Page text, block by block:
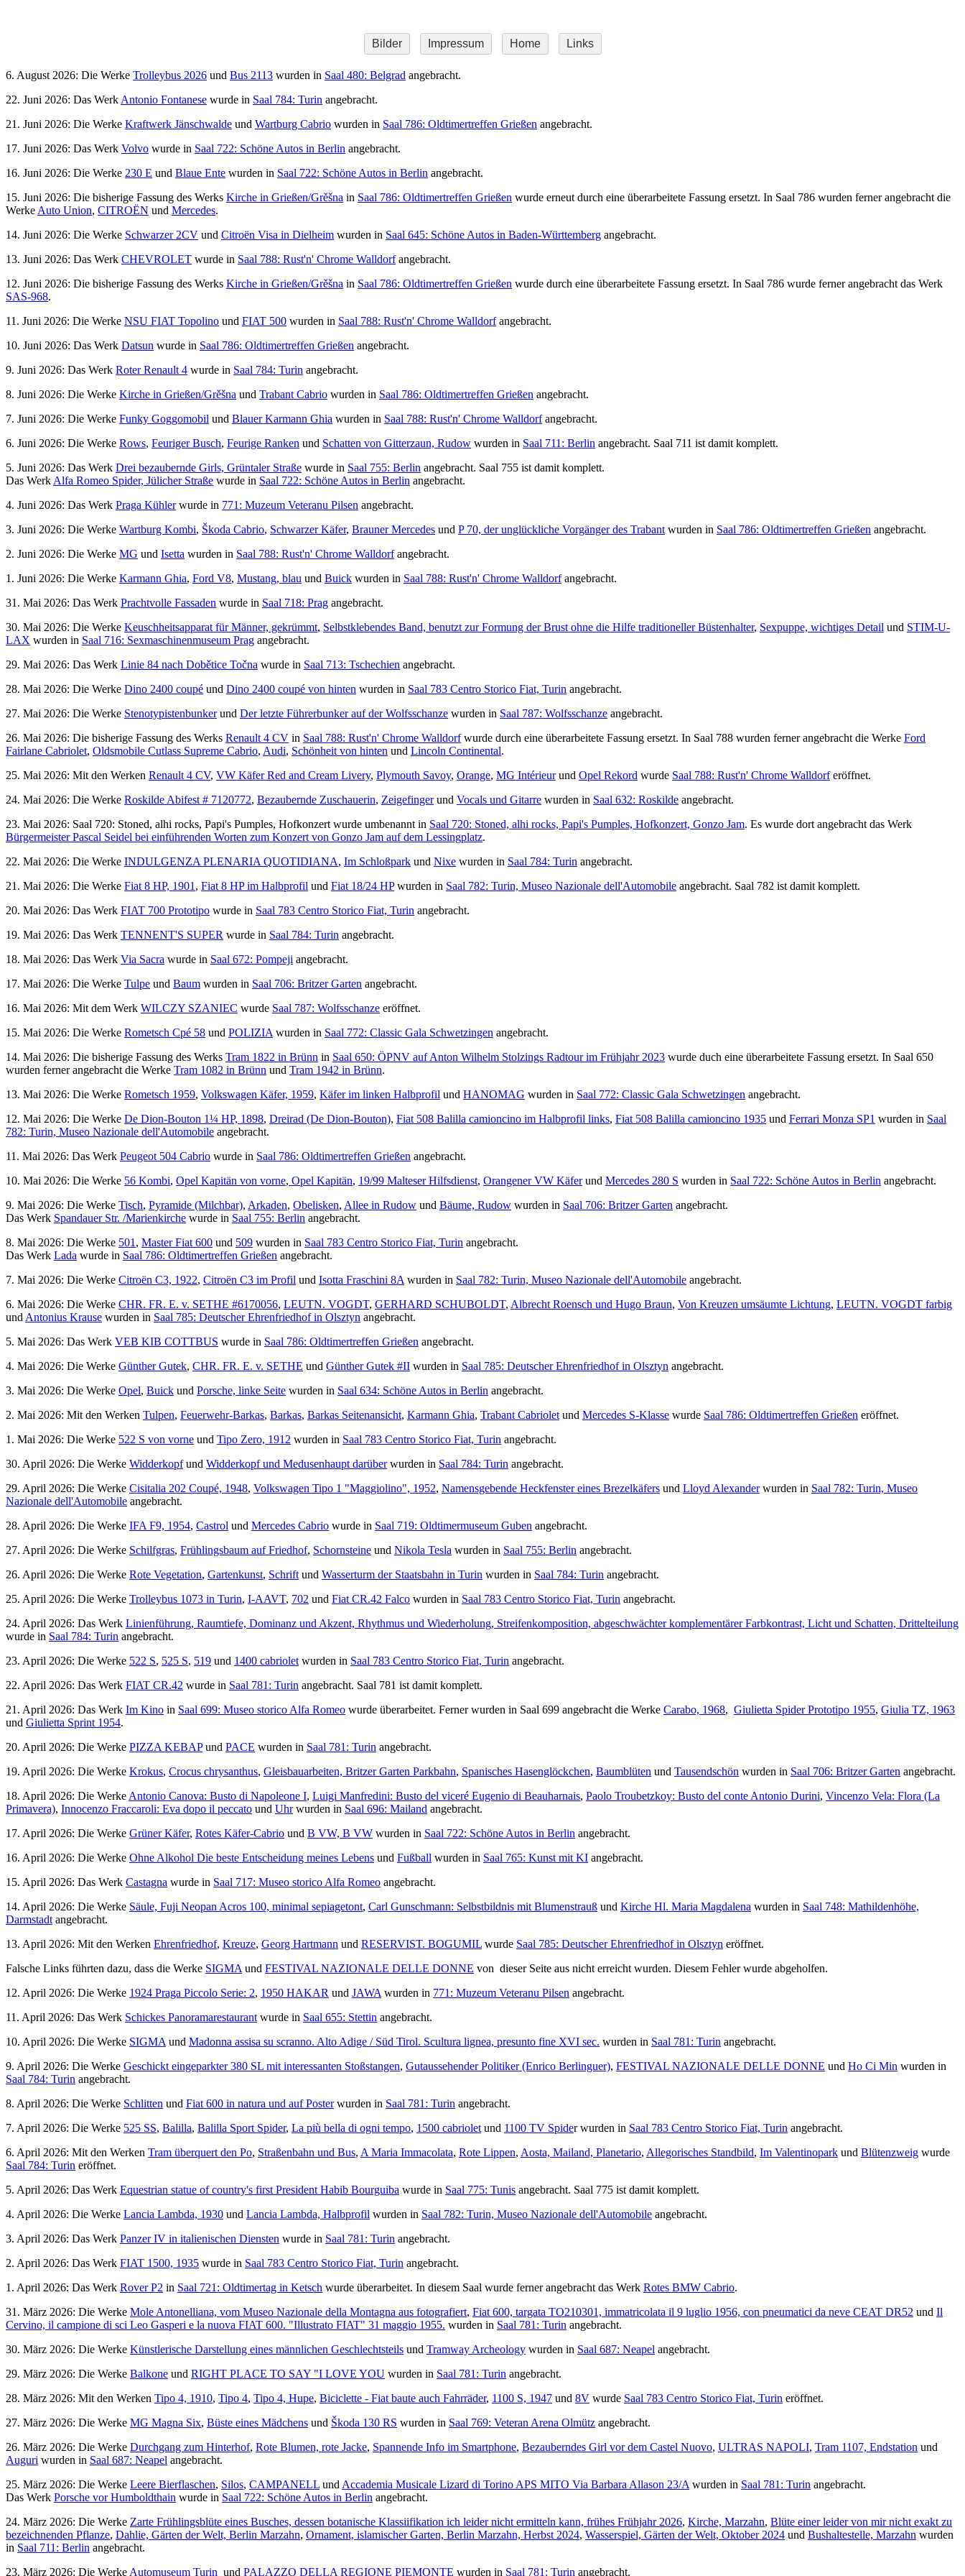
Bilder Impressum Home Links
6. August 2026: Die Werke Trolleybus 2026 und Bus 2113 wurden in Saal 480: Belgrad angebracht.
22. Juni 2026: Das Werk Antonio Fontanese wurde in Saal 784: Turin angebracht.
21. Juni 2026: Die Werke Kraftwerk Jänschwalde und Wartburg Cabrio wurden in Saal 786: Oldtimertreffen Grießen angebracht.
17. Juni 2026: Das Werk Volvo wurde in Saal 722: Schöne Autos in Berlin angebracht.
16. Juni 2026: Die Werke 230 E und Blaue Ente wurden in Saal 722: Schöne Autos in Berlin angebracht.
15. Juni 2026: Die bisherige Fassung des Werks Kirche in Grießen/Grěšna in Saal 786: Oldtimertreffen Grießen wurde erneut durch eine überarbeitete Fassung ersetzt. In Saal 786 wurden ferner angebracht die
Werke Auto Union, CITROËN und Mercedes.
14. Juni 2026: Die Werke Schwarzer 2CV und Citroën Visa in Dielheim wurden in Saal 645: Schöne Autos in Baden-Württemberg angebracht.
13. Juni 2026: Das Werk CHEVROLET wurde in Saal 788: Rust'n' Chrome Walldorfangebracht.
12. Juni 2026: Die bisherige Fassung des Werks Kirche in Grießen/Grěšna in Saal 786: Oldtimertreffen Grießen wurde durch eine überarbeitete Fassung ersetzt. In Saal 786 wurde ferner angebracht das Werk
SAS-968.
11. Juni 2026: Die Werke NSU FIAT Topolino und FIAT 500 wurden in Saal 788: Rust'n' Chrome Walldorfangebracht.
10. Juni 2026: Das Werk Datsun wurde in Saal 786: Oldtimertreffen Grießen angebracht.
9. Juni 2026: Das Werk Roter Renault 4 wurde in Saal 784: Turin angebracht.
8. Juni 2026: Die Werke Kirche in Grießen/Grěšna und Trabant Cabrio wurden in Saal 786: Oldtimertreffen Grießen angebracht.
7. Juni 2026: Die Werke Funky Goggomobil und Blauer Karmann Ghia wurden in Saal 788: Rust'n' Chrome Walldorfangebracht.
6. Juni 2026: Die Werke Rows, Feuriger Busch, Feurige Ranken und Schatten von Gitterzaun, Rudow wurden in Saal 711: Berlin angebracht. Saal 711 ist damit komplett.
5. Juni 2026: Das Werk Drei bezaubernde Girls, Grüntaler Straße wurde in Saal 755: Berlin angebracht. Saal 755 ist damit komplett.
Das Werk Alfa Romeo Spider, Jülicher Straße wurde in Saal 722: Schöne Autos in Berlin angebracht.
4. Juni 2026: Das Werk Praga Kühlerwurde in 771: Muzeum Veteranu Pilsen angebracht.
3. Juni 2026: Die Werke Wartburg Kombi, Škoda Cabrio, Schwarzer Käfer, Brauner Mercedes und P 70, der unglückliche Vorgänger des Trabant wurden in Saal 786: Oldtimertreffen Grießen angebracht.
2. Juni 2026: Die Werke MG und Isetta wurden in Saal 788: Rust'n' Chrome Walldorfangebracht.
1. Juni 2026: Die Werke Karmann Ghia, Ford V8, Mustang, blau und Buick wurden in Saal 788: Rust'n' Chrome Walldorfangebracht.
31. Mai 2026: Das Werk Prachtvolle Fassaden wurde in Saal 718: Prag angebracht.
30. Mai 2026: Die Werke Keuschheitsapparat für Männer, gekrümmt, Selbstklebendes Band, benutzt zur Formung der Brust ohne die Hilfe traditioneller Büstenhalter, Sexpuppe, wichtiges Detail und STIM-U-
LAX wurden in Saal 716: Sexmaschinenmuseum Prag angebracht.
29. Mai 2026: Das Werk Linie 84 nach Dobětice Točna wurde in Saal 713: Tschechien angebracht.
28. Mai 2026: Die Werke Dino 2400 coupé und Dino 2400 coupé von hinten wurden in Saal 783 Centro Storico Fiat, Turin angebracht.
27. Mai 2026: Die Werke Stenotypistenbunkerund Der letzte Führerbunker auf der Wolfsschanze wurden in Saal 787: Wolfsschanze angebracht.
26. Mai 2026: Die bisherige Fassung des Werks Renault 4 CV in Saal 788: Rust'n' Chrome Walldorfwurde durch eine überarbeitete Fassung ersetzt. In Saal 788 wurden ferner angebracht die Werke Ford
Fairlane Cabriolet, Oldsmobile Cutlass Supreme Cabrio, Audi, Schönheit von hinten und Lincoln Continental.
25. Mai 2026: Mit den Werken Renault 4 CV, VW Käfer Red and Cream Livery, Plymouth Savoy, Orange, MG Intérieurund Opel Rekord wurde Saal 788: Rust'n' Chrome Walldorferöffnet.
24. Mai 2026: Die Werke Roskilde Abifest # 7120772, Bezaubernde Zuschauerin, Zeigefingerund Vocals und Gitarre wurden in Saal 632: Roskilde angebracht.
23. Mai 2026: Saal 720: Stoned, alhi rocks, Papi's Pumples, Hofkonzert wurde umbenannt in Saal 720: Stoned, alhi rocks, Papi's Pumples, Hofkonzert, Gonzo Jam. Es wurde dort angebracht das Werk
Bürgermeister Pascal Seidel bei einführenden Worten zum Konzert von Gonzo Jam auf dem Lessingplatz.
22. Mai 2026: Die Werke INDULGENZA PLENARIA QUOTIDIANA, Im Schloßpark und Nixe wurden in Saal 784: Turin angebracht.
21. Mai 2026: Die Werke Fiat 8 HP, 1901 , Fiat 8 HP im Halbprofil und Fiat 18/24 HPwurden in Saal 782: Turin, Museo Nazionale dell'Automobile angebracht. Saal 782 ist damit komplett.
20. Mai 2026: Das Werk FIAT 700 Prototipo wurde in Saal 783 Centro Storico Fiat, Turin angebracht.
19. Mai 2026: Das Werk TENNENT'S SUPER wurde in Saal 784: Turin angebracht.
18. Mai 2026: Das Werk Via Sacra wurde in Saal 672: Pompeji angebracht.
17. Mai 2026: Die Werke Tulpe und Baum wurden in Saal 706: Britzer Garten angebracht.
16. Mai 2026: Mit dem Werk WILCZY SZANIEC wurde Saal 787: Wolfsschanze eröffnet.
15. Mai 2026: Die Werke Rometsch Cpé 58 und POLIZIA wurden in Saal 772: Classic Gala Schwetzingen angebracht.
14. Mai 2026: Die bisherige Fassung des Werks Tram 1822 in Brünn in Saal 650: ÖPNV auf Anton Wilhelm Stolzings Radtour im Frühjahr 2023 wurde duch eine überarbeitete Fassung ersetzt. In Saal 650
wurden ferner angebracht die Werke Tram 1082 in Brünn und Tram 1942 in Brünn.
13. Mai 2026: Die Werke Rometsch 1959, Volkswagen Käfer, 1959, Käfer im linken Halbprofil und HANOMAG wurden in Saal 772: Classic Gala Schwetzingen angebracht.
12. Mai 2026: Die Werke De Dion-Bouton 1¼ HP, 1898, Dreirad (De Dion-Bouton), Fiat 508 Balilla camioncino im Halbprofil links, Fiat 508 Balilla camioncino 1935 und Ferrari Monza SP1 wurden in Saal
782: Turin, Museo Nazionale dell'Automobile angebracht.
11. Mai 2026: Das Werk Peugeot 504 Cabrio wurde in Saal 786: Oldtimertreffen Grießen angebracht.
10. Mai 2026: Die Werke 56 Kombi, Opel Kapitän von vorne, Opel Kapitän, 19/99 Malteser Hilfsdienst, Orangener VW Käferund Mercedes 280 S wurden in Saal 722: Schöne Autos in Berlin angebracht.
9. Mai 2026: Die Werke Tisch, Pyramide (Milchbar), Arkaden, Obelisken, Allee in Rudow und Bäume, Rudow wurden in Saal 706: Britzer Garten angebracht.
Das Werk Spandauer Str. /Marienkirche wurde in Saal 755: Berlin angebracht.
8. Mai 2026: Die Werke 501 , Master Fiat 600 und 509 wurden in Saal 783 Centro Storico Fiat, Turin angebracht.
Das Werk Lada wurde in Saal 786: Oldtimertreffen Grießen angebracht.
7. Mai 2026: Die Werke Citroën C3, 1922, Citroën C3 im Profil und Isotta Fraschini 8A wurden in Saal 782: Turin, Museo Nazionale dell'Automobile angebracht.
6. Mai 2026: Die Werke CHR. FR. E. v. SETHE #6170056, LEUTN. VOGDT, GERHARD SCHUBOLDT, Albrecht Roensch und Hugo Braun, Von Kreuzen umsäumte Lichtung, LEUTN. VOGDT farbig
und Antonius Krause wurden in Saal 785: Deutscher Ehrenfriedhof in Olsztyn angebracht.
5. Mai 2026: Das Werk VEB KIB COTTBUS wurde in Saal 786: Oldtimertreffen Grießen angebracht.
4. Mai 2026: Die Werke Günther Gutek, CHR. FR. E. v. SETHE und Günther Gutek #II wurden in Saal 785: Deutscher Ehrenfriedhof in Olsztyn angebracht.
3. Mai 2026: Die Werke Opel, Buick und Porsche, linke Seite wurden in Saal 634: Schöne Autos in Berlin angebracht.
2. Mai 2026: Mit den Werken Tulpen, Feuerwehr-Barkas, Barkas, Barkas Seitenansicht, Karmann Ghia, Trabant Cabriolet und Mercedes S-Klasse wurde Saal 786: Oldtimertreffen Grießen eröffnet.
1. Mai 2026: Die Werke 522 S von vorne und Tipo Zero, 1912 wurden in Saal 783 Centro Storico Fiat, Turin angebracht.
30. April 2026: Die Werke Widderkopfund Widderkopf und Medusenhaupt darüberwurden in Saal 784: Turin angebracht.
29. April 2026: Die Werke Cisitalia 202 Coupé, 1948, Volkswagen Tipo 1 "Maggiolino", 1952, Namensgebende Heckfenster eines Brezelkäfers und Lloyd Alexanderwurden in Saal 782: Turin, Museo
Nazionale dell'Automobile angebracht.
28. April 2026: Die Werke IFA F9, 1954, Castrol und Mercedes Cabrio wurde in Saal 719: Oldtimermuseum Guben angebracht.
27. April 2026: Die Werke Schilfgras, Frühlingsbaum auf Friedhof, Schornsteine und Nikola Tesla wurden in Saal 755: Berlin angebracht.
26. April 2026: Die Werke Rote Vegetation, Gartenkunst, Schrift und Wasserturm der Staatsbahn in Turin wurden in Saal 784: Turin angebracht.
25. April 2026: Die Werke Trolleybus 1073 in Turin, I-AAVT, 702 und Fiat CR.42 Falco wurden in Saal 783 Centro Storico Fiat, Turin angebracht.
24. April 2026: Das Werk Linienführung, Raumtiefe, Dominanz und Akzent, Rhythmus und Wiederholung, Streifenkomposition, abgeschwächter komplementärer Farbkontrast, Licht und Schatten, Drittelteilung
wurde in Saal 784: Turin angebracht.
23. April 2026: Die Werke 522 S, 525 S, 519 und 1400 cabriolet wurden in Saal 783 Centro Storico Fiat, Turin angebracht.
22. April 2026: Das Werk FIAT CR.42 wurde in Saal 781: Turin angebracht. Saal 781 ist damit komplett.
21. April 2026: Das Werk Im Kino in Saal 699: Museo storico Alfa Romeo wurde überarbeitet. Ferner wurden in Saal 699 angebracht die Werke Carabo, 1968, Giulietta Spider Prototipo 1955, Giulia TZ, 1963
und Giulietta Sprint 1954.
20. April 2026: Die Werke PIZZA KEBAPund PACE wurden in Saal 781: Turin angebracht.
19. April 2026: Die Werke Krokus, Crocus chrysanthus, Gleisbauarbeiten, Britzer Garten Parkbahn, Spanisches Hasenglöckchen, Baumblüten und Tausendschön wurden in Saal 706: Britzer Garten angebracht.
18. April 2026: Die Werke Antonio Canova: Busto di Napoleone I, Luigi Manfredini: Busto del viceré Eugenio di Beauharnais, Paolo Troubetzkoy: Busto del conte Antonio Durini, Vincenzo Vela: Flora (La
Primavera), Innocenzo Fraccaroli: Eva dopo il peccato und Uhrwurden in Saal 696: Mailand angebracht.
17. April 2026: Die Werke Grüner Käfer, Rotes Käfer-Cabrio und B VW, B VW wurden in Saal 722: Schöne Autos in Berlin angebracht.
16. April 2026: Die Werke Ohne Alkohol Die beste Entscheidung meines Lebens und Fußball wurden in Saal 765: Kunst mit KI angebracht.
15. April 2026: Das Werk Castagna wurde in Saal 717: Museo storico Alfa Romeo angebracht.
14. April 2026: Die Werke Säule, Fuji Neopan Acros 100, minimal sepiagetont, Carl Gunschmann: Selbstbildnis mit Blumenstrauß und Kirche Hl. Maria Magdalena wurden in Saal 748: Mathildenhöhe,
Darmstadt angebracht.
13. April 2026: Mit den Werken Ehrenfriedhof, Kreuze, Georg Hartmann und RESERVIST. BOGUMIL wurde Saal 785: Deutscher Ehrenfriedhof in Olsztyn eröffnet.
Falsche Links führten dazu, dass die Werke SIGMA und FESTIVAL NAZIONALE DELLE DONNE von dieser Seite aus nicht erreicht wurden. Diesem Fehler wurde abgeholfen.
12. April 2026: Die Werke 1924 Praga Piccolo Serie: 2, 1950 HAKAR und JAWA wurden in 771: Muzeum Veteranu Pilsen angebracht.
11. April 2026: Das Werk Schickes Panoramarestaurant wurde in Saal 655: Stettin angebracht.
10. April 2026: Die Werke SIGMA und Madonna assisa su scranno. Alto Adige / Süd Tirol. Scultura lignea, presunto fine XVI sec. wurden in Saal 781: Turin angebracht.
9. April 2026: Die Werke Geschickt eingeparkter 380 SL mit interessanten Stoßstangen, Gutaussehender Politiker (Enrico Berlinguer), FESTIVAL NAZIONALE DELLE DONNE und Ho Ci Min wurden in
Saal 784: Turin angebracht.
8. April 2026: Die Werke Schlitten und Fiat 600 in natura und auf Posterwurden in Saal 781: Turin angebracht.
7. April 2026: Die Werke 525 SS, Balilla, Balilla Sport Spider, La più bella di ogni tempo, 1500 cabriolet und 1100 TV Spider wurden in Saal 783 Centro Storico Fiat, Turin angebracht.
6. April 2026: Mit den Werken Tram überquert den Po, Straßenbahn und Bus, A Maria Immacolata, Rote Lippen, Aosta, Mailand, Planetario, Allegorisches Standbild, Im Valentinopark und Blütenzweig wurde
Saal 784: Turin eröffnet.
5. April 2026: Das Werk Equestrian statue of country's first President Habib Bourguiba wurde in Saal 775: Tunis angebracht. Saal 775 ist damit komplett.
4. April 2026: Die Werke Lancia Lambda, 1930 und Lancia Lambda, Halbprofil wurden in Saal 782: Turin, Museo Nazionale dell'Automobile angebracht.
3. April 2026: Das Werk Panzer IV in italienischen Diensten wurde in Saal 781: Turin angebracht.
2. April 2026: Das Werk FIAT 1500, 1935 wurde in Saal 783 Centro Storico Fiat, Turin angebracht.
1. April 2026: Das Werk Rover P2 in Saal 721: Oldtimertag in Ketsch wurde überarbeitet. In diesem Saal wurde ferner angebracht das Werk Rotes BMW Cabrio.
31. März 2026: Die Werke Mole Antonelliana, vom Museo Nazionale della Montagna aus fotografiert, Fiat 600, targata TO210301, immatricolata il 9 luglio 1956, con pneumatici da neve CEAT DR52 und Il
Cervino, il campione di sci Leo Gasperi e la nuova FIAT 600. "Illustrato FIAT" 31 maggio 1955. wurden in Saal 781: Turin angebracht.
30. März 2026: Die Werke Künstlerische Darstellung eines männlichen Geschlechtsteils und Tramway Archeology wurden in Saal 687: Neapel angebracht.
29. März 2026: Die Werke Balkone und RIGHT PLACE TO SAY "I LOVE YOU wurden in Saal 781: Turin angebracht.
28. März 2026: Mit den Werken Tipo 4, 1910, Tipo 4, Tipo 4, Hupe, Biciclette - Fiat baute auch Fahrräder, 1100 S, 1947 und 8V wurde Saal 783 Centro Storico Fiat, Turin eröffnet.
27. März 2026: Die Werke MG Magna Six, Büste eines Mädchens und Škoda 130 RS wurden in Saal 769: Veteran Arena Olmütz angebracht.
26. März 2026: Die Werke Durchgang zum Hinterhof, Rote Blumen, rote Jacke, Spannende Info im Smartphone, Bezauberndes Girl vor dem Castel Nuovo, ULTRAS NAPOLI, Tram 1107, Endstation und
Auguri wurden in Saal 687: Neapel angebracht.
25. März 2026: Die Werke Leere Bierflaschen, Silos, CAMPANELL und Accademia Musicale Lizard di Torino APS MITO Via Barbara Allason 23/A wurden in Saal 781: Turin angebracht.
Das Werk Porsche vor Humboldthain wurde in Saal 722: Schöne Autos in Berlin angebracht.
24. März 2026: Die Werke Zarte Frühlingsblüte eines Busches, dessen botanische Klassiifikation ich leider nicht ermitteln kann, frühes Frühjahr 2026, Kirche, Marzahn, Blüte einer leider von mir nicht exakt zu
bezeichnenden Pflanze, Dahlie, Gärten der Welt, Berlin Marzahn, Ornament, islamischer Garten, Berlin Marzahn, Herbst 2024, Wasserspiel, Gärten der Welt, Oktober 2024 und Bushaltestelle, Marzahn wurden
in Saal 711: Berlin angebracht.
23. März 2026: Die Werke Automuseum Turin und PALAZZO DELLA REGIONE PIEMONTE wurden in Saal 781: Turin angebracht.